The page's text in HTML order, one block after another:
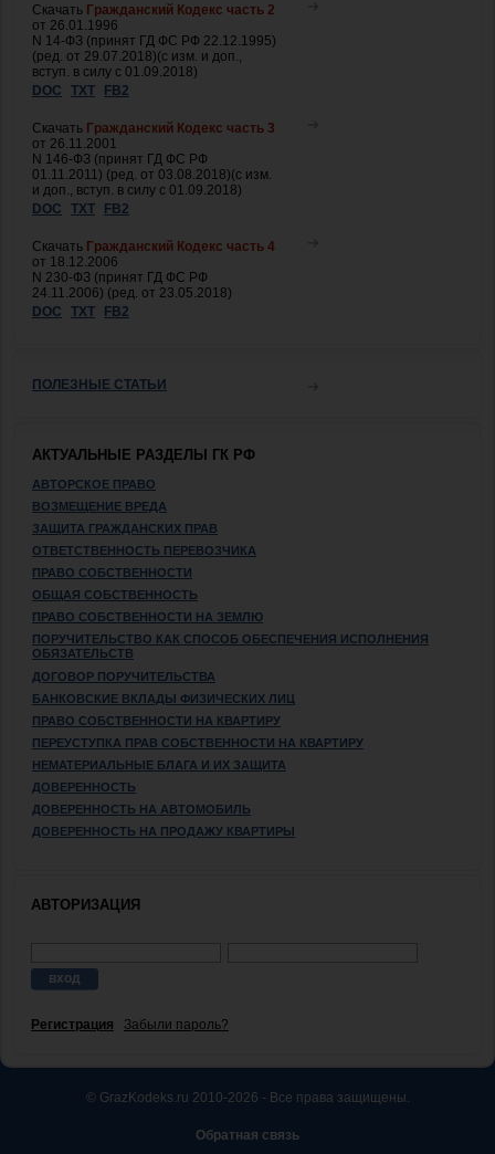
Скачать Гражданский Кодекс часть 2
от 26.01.1996
N 14-ФЗ (принят ГД ФС РФ 22.12.1995)
(ред. от 29.07.2018)(с изм. и доп.,
вступ. в силу с 01.09.2018)
DOC
TXT FB2
Скачать Гражданский Кодекс часть 3
от 26.11.2001
N 146-ФЗ (принят ГД ФС РФ
01.11.2011) (ред. от 03.08.2018)(с изм.
и доп., вступ. в силу с 01.09.2018)
DOC
TXT FB2
Скачать Гражданский Кодекс часть 4
от 18.12.2006
N 230-ФЗ (принят ГД ФС РФ
24.11.2006) (ред. от 23.05.2018)
DOC
TXT FB2
ПОЛЕЗНЫЕ СТАТЬИ
АКТУАЛЬНЫЕ РАЗДЕЛЫ ГК РФ
АВТОРСКОЕ ПРАВО
ВОЗМЕЩЕНИЕ ВРЕДА
ЗАЩИТА ГРАЖДАНСКИХ ПРАВ
ОТВЕТСТВЕННОСТЬ ПЕРЕВОЗЧИКА
ПРАВО СОБСТВЕННОСТИ
ОБЩАЯ СОБСТВЕННОСТЬ
ПРАВО СОБСТВЕННОСТИ НА ЗЕМЛЮ
ПОРУЧИТЕЛЬСТВО КАК СПОСОБ ОБЕСПЕЧЕНИЯ ИСПОЛНЕНИЯ
ОБЯЗАТЕЛЬСТВ
ДОГОВОР ПОРУЧИТЕЛЬСТВА
БАНКОВСКИЕ ВКЛАДЫ ФИЗИЧЕСКИХ ЛИЦ
ПРАВО СОБСТВЕННОСТИ НА КВАРТИРУ
ПЕРЕУСТУПКА ПРАВ СОБСТВЕННОСТИ НА КВАРТИРУ
НЕМАТЕРИАЛЬНЫЕ БЛАГА И ИХ ЗАЩИТА
ДОВЕРЕННОСТЬ
ДОВЕРЕННОСТЬ НА АВТОМОБИЛЬ
ДОВЕРЕННОСТЬ НА ПРОДАЖУ КВАРТИРЫ
АВТОРИЗАЦИЯ
Регистрация Забыли пароль?
© GrazKodeks.ru 2010-2026 - Все права защищены.
Обратная связь